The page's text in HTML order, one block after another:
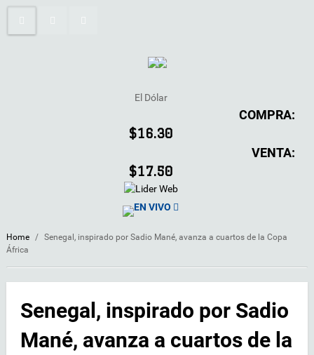
El Dólar
COMPRA:
$16.30
VENTA:
$17.50
EN VIVO
Home / Senegal, inspirado por Sadio Mané, avanza a cuartos de la Copa
África
Senegal, inspirado por Sadio
Mané, avanza a cuartos de la